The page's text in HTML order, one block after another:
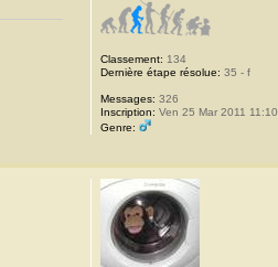
Classement: 134
Dernière étape résolue: 35 - f
Messages: 326
Inscription: Ven 25 Mar 2011 11:10
Genre: